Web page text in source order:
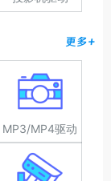
更多+
MP3/MP4驱动